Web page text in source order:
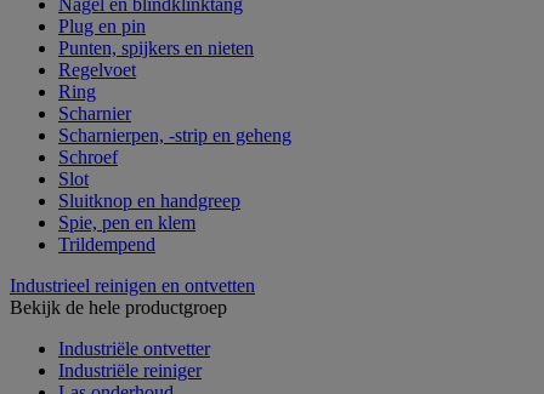
Plug en pin
Punten, spijkers en nieten
Regelvoet
Ring
Scharnier
Scharnierpen, -strip en geheng
Schroef
Slot
Sluitknop en handgreep
Spie, pen en klem
Trildempend
Industrieel reinigen en ontvetten
Bekijk de hele productgroep
Industriële ontvetter
Industriële reiniger